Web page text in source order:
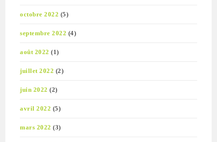
octobre 2022 (5)
septembre 2022 (4)
août 2022 (1)
juillet 2022 (2)
juin 2022 (2)
avril 2022 (5)
mars 2022 (3)